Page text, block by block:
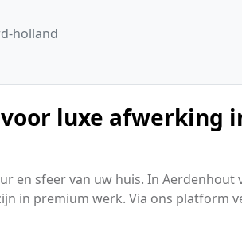
holland
luxe afwerking
en sfeer van uw huis. In Aerdenhout
in premium werk. Via ons platform